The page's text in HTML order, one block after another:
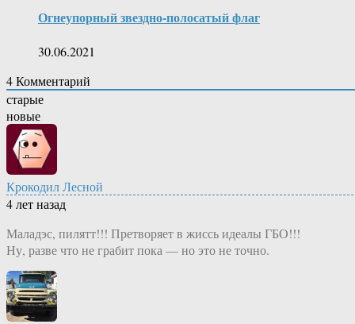
Огнеупорный звездно-полосатый флаг
30.06.2021
4Комментарий
старые
новые
Крокодил Лесной
4 лет назад
Маладэс, пилятт!!! Претворяет в жиссь идеалы ГБО!!!
Ну, разве что не грабит пока — но это не точно.